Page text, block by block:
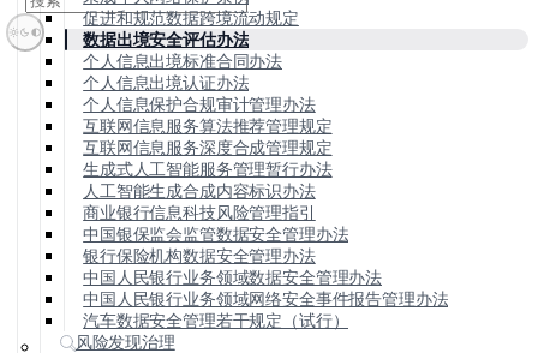
促进和规范数据跨境流动规定
数据出境安全评估办法
个人信息出境标准合同办法
个人信息出境认证办法
个人信息保护合规审计管理办法
互联网信息服务算法推荐管理规定
互联网信息服务深度合成管理规定
生成式人工智能服务管理暂行办法
人工智能生成合成内容标识办法
商业银行信息科技风险管理指引
中国银保监会监管数据安全管理办法
银行保险机构数据安全管理办法
中国人民银行业务领域数据安全管理办法
中国人民银行业务领域网络安全事件报告管理办法
汽车数据安全管理若干规定（试行）
风险发现治理